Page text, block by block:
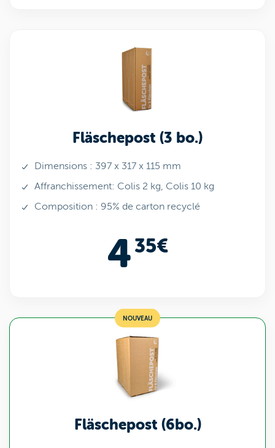
Fläschepost (3 bo.)
Dimensions : 397 x 317 x 115 mm
Affranchissement: Colis 2 kg, Colis 10 kg
Composition : 95% de carton recyclé
435€
NOUVEAU
Fläschepost (6bo.)